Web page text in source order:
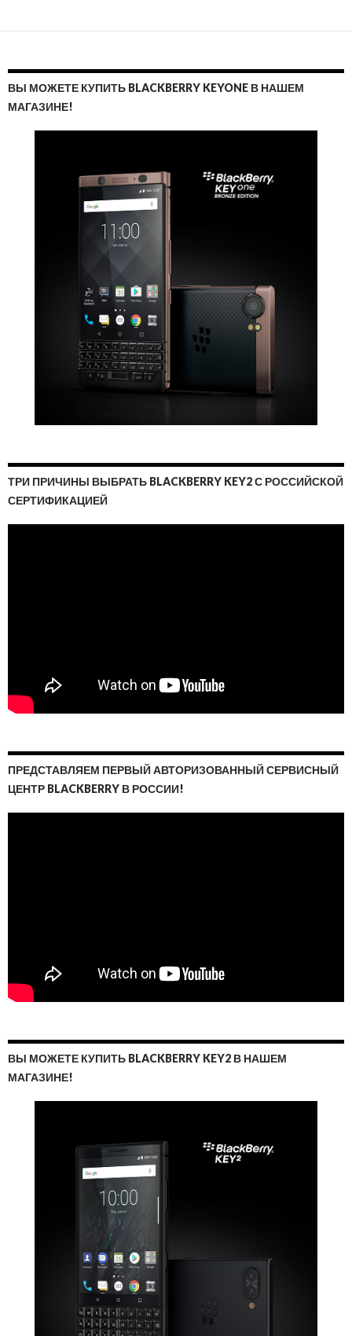
ВЫ МОЖЕТЕ КУПИТЬ BLACKBERRY KEYONE В НАШЕМ
МАГАЗИНЕ!
ТРИ ПРИЧИНЫ ВЫБРАТЬ BLACKBERRY KEY2 С РОССИЙСКОЙ
СЕРТИФИКАЦИЕЙ
ПРЕДСТАВЛЯЕМ ПЕРВЫЙ АВТОРИЗОВАННЫЙ СЕРВИСНЫЙ
ЦЕНТР BLACKBERRY В РОССИИ!
ВЫ МОЖЕТЕ КУПИТЬ BLACKBERRY KEY2 В НАШЕМ
МАГАЗИНЕ!